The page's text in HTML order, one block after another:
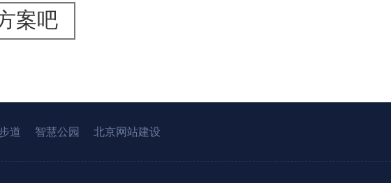
案吧
道 智慧公园 北京网站建设